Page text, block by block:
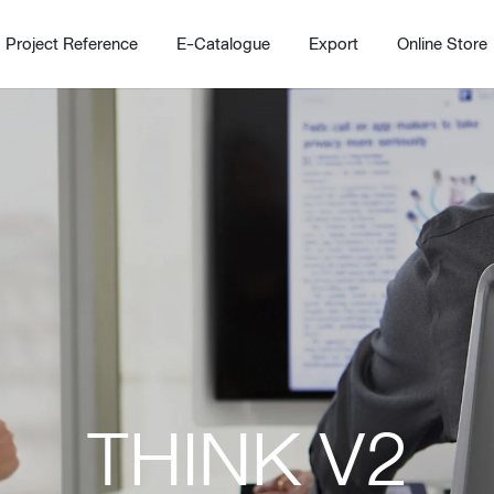
Dining room
Bedroom
Wordrobe
Kitchen
Kitchens
Kitchen
Barstool
Trolley
Working Design Solution
บริก
สไตล์
Project Reference E-Catalogue Export Online Store
THINK V2